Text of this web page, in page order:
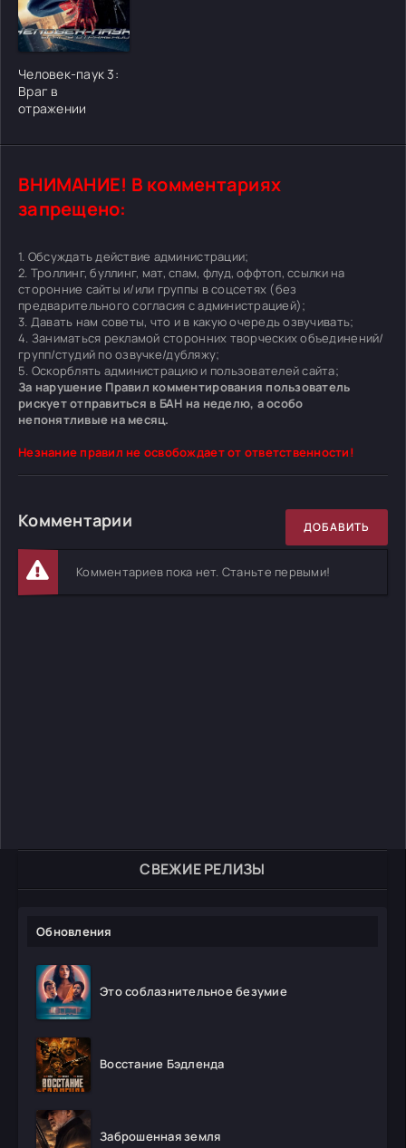
СВЕЖИЕ РЕЛИЗЫ
Обновления
Это соблазнительное безумие
Восстание Бэдленда
Заброшенная земля
[/xfgiven_cvh_poster_urlcvh_poster_url]
Человек-паук 3:
Враг в
отражении
ВНИМАНИЕ! В комментариях
запрещено:
1. Обсуждать действие администрации;
2. Троллинг, буллинг, мат, спам, флуд, оффтоп, ссылки на
сторонние сайты и/или группы в соцсетях (без
предварительного согласия с администрацией);
3. Давать нам советы, что и в какую очередь озвучивать;
4. Заниматься рекламой сторонних творческих объединений/
групп/студий по озвучке/дубляжу;
5. Оскорблять администрацию и пользователей сайта;
За нарушение Правил комментирования пользователь
рискует отправиться в БАН на неделю, а особо
непонятливые на месяц.
Незнание правил не освобождает от ответственности!
Комментарии ДОБАВИТЬ
Комментариев пока нет. Станьте первыми!